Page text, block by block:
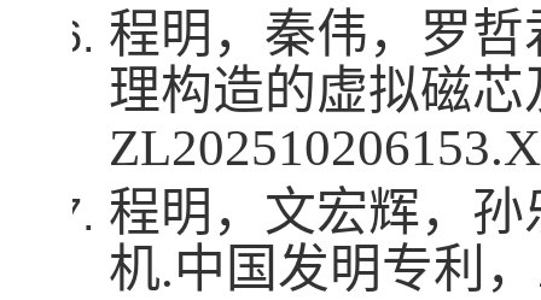
程明，秦伟，罗
理构造的虚拟磁
ZL202510206153.X
程明，文宏辉，
机.中国发明专利，